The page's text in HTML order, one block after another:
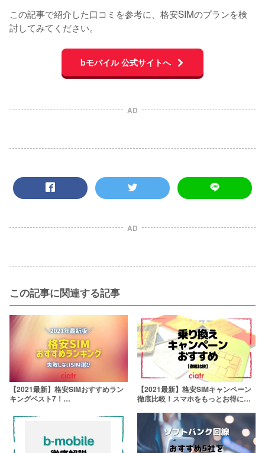
この記事で紹介した口コミを参考に、格安SIMのプランを検
討してみてください。
bモバイル 公式サイトへ
AD
AD
この記事に関連する記事
【2021最新】格安SIMおすすめラン
キングベスト7！
【2021最新】格安SIMキャンペーン
徹底比較！スマホをもっとお得に